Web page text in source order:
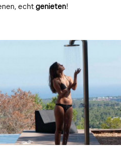
echtgenieten!